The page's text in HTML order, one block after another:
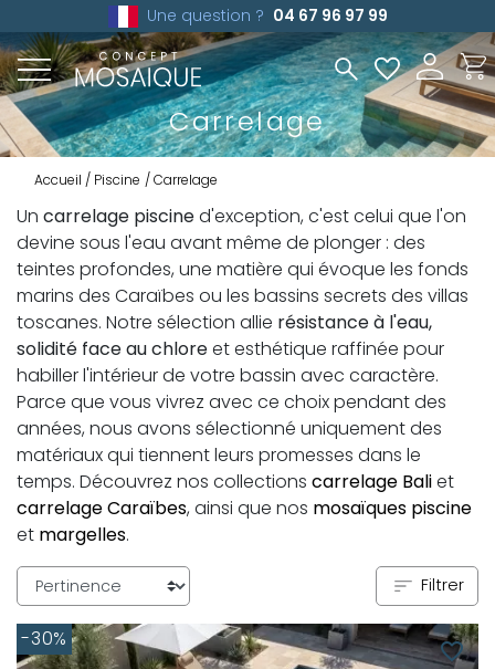
Une question ? 04 67 96 97 99
Carrelage
Accueil Piscine Carrelage
Un carrelage piscined'exception, c'est celui que l'on
devine sous l'eau avant même de plonger : des
teintes profondes, une matière qui évoque les fonds
marins des Caraïbes ou les bassins secrets des villas
toscanes. Notre sélection allie résistance à l'eau,
solidité face au chloreet esthétique raffinée pour
habiller l'intérieur de votre bassin avec caractère.
Parce que vous vivrez avec ce choix pendant des
années, nous avons sélectionné uniquement des
matériaux qui tiennent leurs promesses dans le
temps. Découvrez nos collections carrelage Baliet
carrelage Caraïbes, ainsi que nos mosaïques piscine
et margelles.
Filtrer
favorite_border
-30%